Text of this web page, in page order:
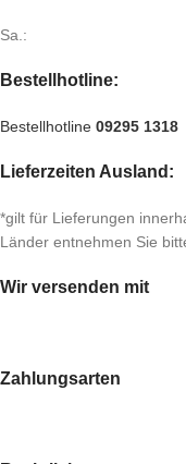
Sa.:
Bestellhotline:
Bestellhotline 09295 1318
Lieferzeiten Ausland:
*gilt für Lieferungen
Länder entnehmen Sie
Wir versenden mit
Zahlungsarten